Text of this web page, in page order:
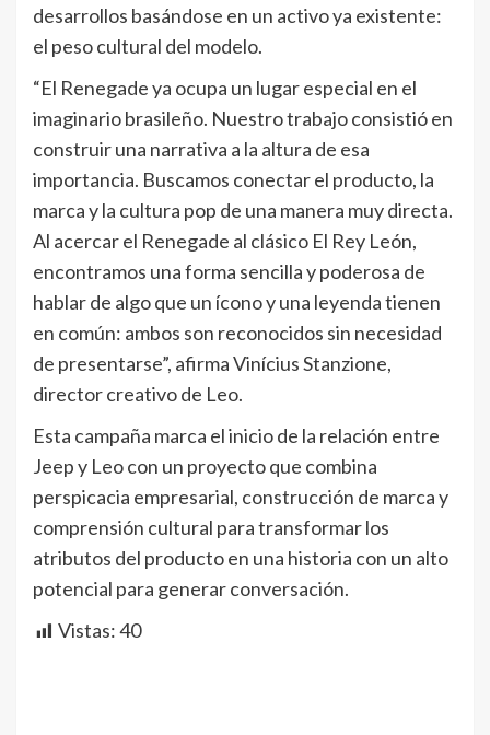
desarrollos basándose en un activo ya existente:
el peso cultural del modelo.
“El Renegade ya ocupa un lugar especial en el
imaginario brasileño. Nuestro trabajo consistió en
construir una narrativa a la altura de esa
importancia. Buscamos conectar el producto, la
marca y la cultura pop de una manera muy directa.
Al acercar el Renegade al clásico El Rey León,
encontramos una forma sencilla y poderosa de
hablar de algo que un ícono y una leyenda tienen
en común: ambos son reconocidos sin necesidad
de presentarse”, afirma Vinícius Stanzione,
director creativo de Leo.
Esta campaña marca el inicio de la relación entre
Jeep y Leo con un proyecto que combina
perspicacia empresarial, construcción de marca y
comprensión cultural para transformar los
atributos del producto en una historia con un alto
potencial para generar conversación.
Vistas:40